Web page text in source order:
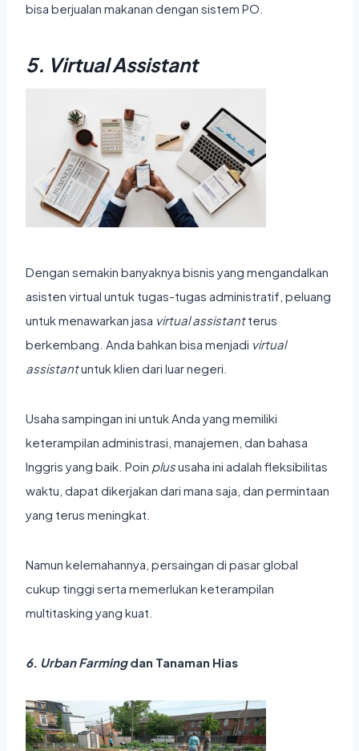
bisa berjualan makanan dengan sistem PO.
5. Virtual Assistant
Dengan semakin banyaknya bisnis yang mengandalkan
asisten virtual untuk tugas-tugas administratif, peluang
untuk menawarkan jasa virtual assistantterus
berkembang. Anda bahkan bisa menjadi virtual
assistantuntuk klien dari luar negeri.
Usaha sampingan ini untuk Anda yang memiliki
keterampilan administrasi, manajemen, dan bahasa
Inggris yang baik. Poin plususaha ini adalah fleksibilitas
waktu, dapat dikerjakan dari mana saja, dan permintaan
yang terus meningkat.
Namun kelemahannya, persaingan di pasar global
cukup tinggi serta memerlukan keterampilan
multitasking yang kuat.
6. Urban Farmingdan Tanaman Hias